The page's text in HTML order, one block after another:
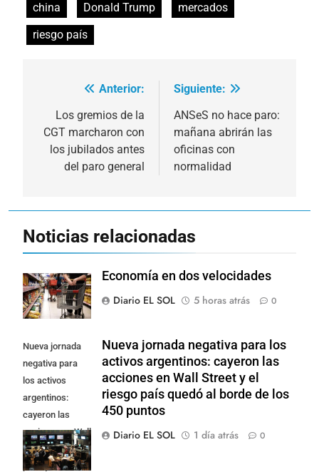
china
Donald Trump
mercados
riesgo país
Navegación
entradas
Anterior:
Los gremios de la
CGT marcharon con
los jubilados antes
del paro general
Siguiente:
ANSeS no hace paro:
mañana abrirán las
oficinas con
normalidad
Noticias relacionadas
Economía en dos velocidades
Diario EL SOL
5 horas atrás 0
Nueva jornada
negativa para
los activos
argentinos:
cayeron las
acciones en Wall
Street y el riesgo
país quedó al
Nueva jornada negativa para los
activos argentinos: cayeron las
acciones en Wall Street y el
riesgo país quedó al borde de los
450 puntos
Diario EL SOL
1 día atrás 0